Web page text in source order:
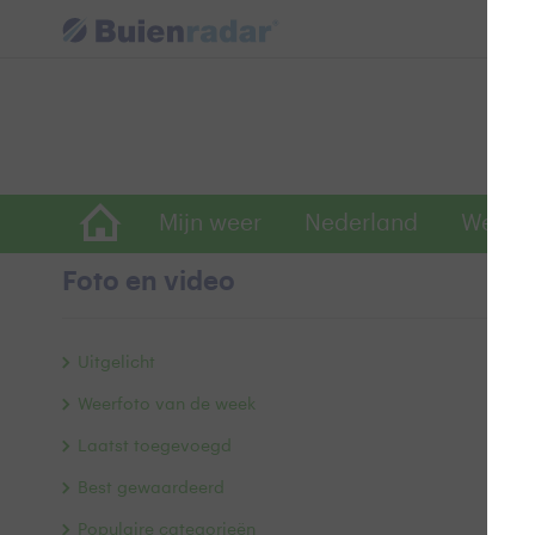
Mijn weer Nederland
Foto en video
Uitgelicht
Weerfoto van de week
Laatst toegevoegd
Best gewaardeerd
Populaire categorieën